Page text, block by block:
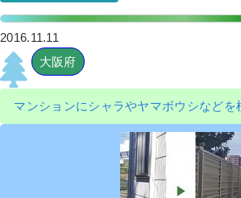
2016.11.11
大阪府
マンションにシャラやヤマボウシなど